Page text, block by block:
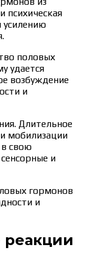
психическая
усилению
половых
удается
возбуждение
и
Длительное
мобилизации
в свою
и
гормонов
и